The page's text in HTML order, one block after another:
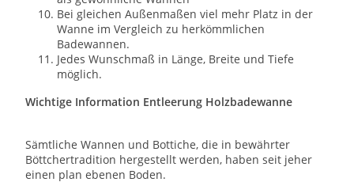
Bei gleichen Außenmaßen viel mehr Platz in der
Wanne im Vergleich zu herkömmlichen
Badewannen.
Jedes Wunschmaß in Länge, Breite und Tiefe
möglich.
Wichtige Information Entleerung Holzbadewanne
Sämtliche Wannen und Bottiche, die in bewährter
Böttchertradition hergestellt werden, haben seit jeher
einen plan ebenen Boden.